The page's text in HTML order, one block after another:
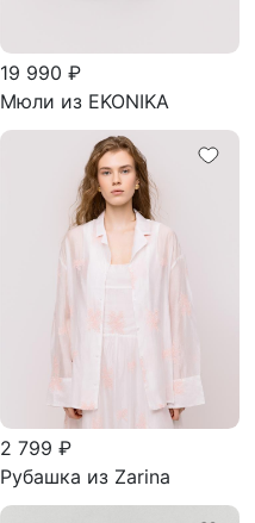
19 990 ₽
Мюли из EKONIKA
2 799 ₽
Рубашка из Zarina